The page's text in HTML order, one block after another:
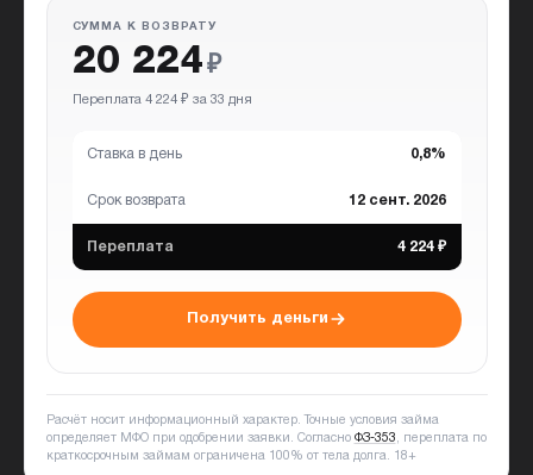
СУММА К ВОЗВРАТУ
20 224 ₽
Переплата 4 224 ₽ за 33 дня
Ставка в день 0,8%
Срок возврата 12 сент. 2026
Переплата 4 224 ₽
Получить деньги
Расчёт носит информационный характер. Точные условия займа
определяет МФО при одобрении заявки. Согласно ФЗ-353 , переплата по
краткосрочным займам ограничена 100% от тела долга.
18+